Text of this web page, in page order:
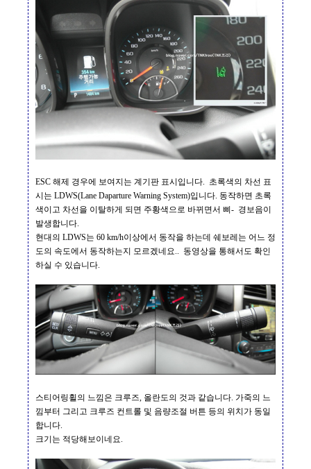
ESC 해제 경우에 보여지는 계기판 표시입니다. 초록색의 차선 표
시는 LDWS(Lane Daparture Warning System)입니다. 동작하면 초록
색이고 차선을 이탈하게 되면 주황색으로 바뀌면서 삐 - 경보음이
발생합니다.
현대의 LDWS는 60 km/h이상에서 동작을 하는데 쉐보레는 어느 정
도의 속도에서 동작하는지 모르겠네요.. 동영상을 통해서도 확인
하실 수 있습니다.
스티어링휠의 느낌은 크루즈, 올란도의 것과 같습니다. 가죽의 느
낌부터 그리고 크루즈 컨트롤 및 음량조절 버튼 등의 위치가 동일
합니다.
크기는 적당해보이네요.